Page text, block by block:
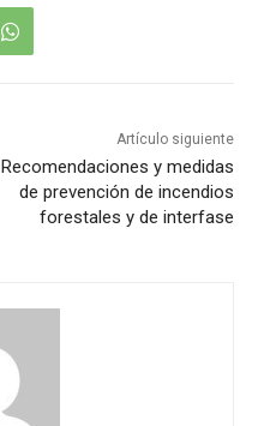
Artículo siguiente
Recomendaciones y medidas
de prevención de incendios
forestales y de interfase